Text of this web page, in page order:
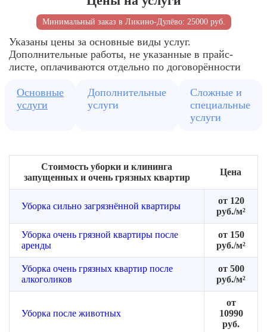
перечень
услуг
чувствительные
зоны
Организация
удобной
уборки
Минимальный заказ в Ликино-Дулёво: 25000 руб.
Указаны цены за основные виды услуг.
Дополнительные работы, не указанные в прайс-
листе, оплачиваются отдельно по договорённости
Основные
услуги
Дополнительные
услуги
Сложные и
специальные
услуги
Стоимость уборки и клининга
запущенных и очень грязных квартир
Цена
Уборка сильно загрязнённой квартиры
от 120
руб./м²
Уборка очень грязной квартиры после
аренды
от 150
руб./м²
Уборка очень грязных квартир после
алкоголиков
от 500
руб./м²
Уборка после животных
от
10990
руб.